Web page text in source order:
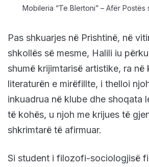
Mobileria “Te Blertoni” – Afër Postës
Pas shkuarjes në Prishtinë, në
shkollës së mesme, Halili iu
shumë krijimtarisë artistike, ra në
literaturën e mirëfillte, i thelloi
inkuadrua në klube dhe shoqata
të kohës, u njoh me krijues të
shkrimtarë të afirmuar.
Si student i filozofi-sociologjisë